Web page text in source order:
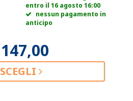
entro il 16 agosto 16:00
nessun pagamento in
anticipo
147,00
SCEGLI